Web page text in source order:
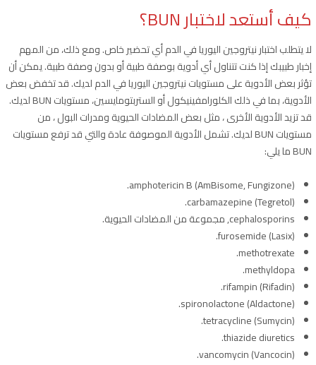
كيف أستعد لاختبار BUN؟
لا يتطلب اختبار نيتروجين اليوريا في الدم أي تحضير خاص. ومع ذلك، من المهم
إخبار طبيبك إذا كنت تتناول أي أدوية بوصفة طبية أو بدون وصفة طبية. يمكن أن
تؤثر بعض الأدوية على مستويات نيتروجين اليوريا في الدم لديك. قد تخفض بعض
الأدوية، بما في ذلك الكلورامفينيكول أو الستربتومايسين، مستويات BUN لديك.
قد تزيد الأدوية الأخرى ، مثل بعض المضادات الحيوية ومدرات البول ، من
مستويات BUN لديك. تشمل الأدوية الموصوفة عادة والتي قد ترفع مستويات
BUN ما يلي:
amphotericin B (AmBisome, Fungizone).
carbamazepine (Tegretol).
cephalosporins, مجموعة من المضادات الحيوية.
furosemide (Lasix).
methotrexate.
methyldopa.
rifampin (Rifadin).
spironolactone (Aldactone).
tetracycline (Sumycin).
thiazide diuretics.
vancomycin (Vancocin).